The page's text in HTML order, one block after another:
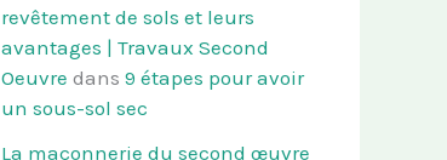
revêtement de sols et leurs
avantages | Travaux Second
Oeuvre dans 9 étapes pour avoir
un sous-sol sec
La maçonnerie du second œuvre